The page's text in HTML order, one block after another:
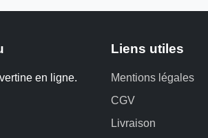
en ligne.
Liens utiles
Mentions légales
CGV
Livraison